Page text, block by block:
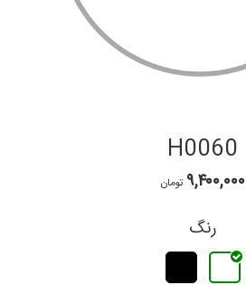
H0060
۹,۴۰۰,۰۰۰ تومان
رنگ